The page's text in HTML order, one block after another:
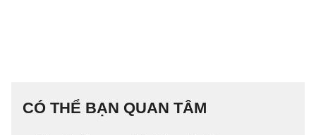
CÓ THỂ BẠN QUAN TÂM